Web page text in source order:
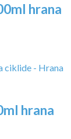
hrana
hrana